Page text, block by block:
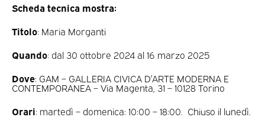
Scheda tecnica mostra:
Titolo: Maria Morganti
Quando: dal 30 ottobre 2024 al 16 marzo 2025
Dove: GAM – GALLERIA CIVICA D’ARTE MODERNA E
CONTEMPORANEA – Via Magenta, 31 – 10128 Torino
Orari: martedì – domenica: 10:00 – 18:00. Chiuso il lunedì.